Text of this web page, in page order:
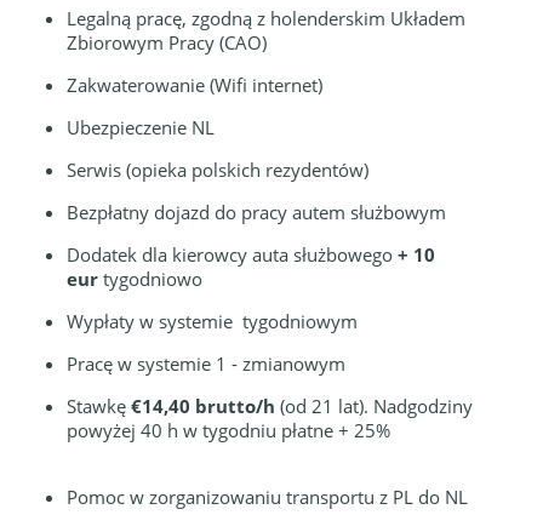
Legalną pracę, zgodną z holenderskim Układem
Zbiorowym Pracy (CAO)
Zakwaterowanie (Wifi internet)
Ubezpieczenie NL
Serwis (opieka polskich rezydentów)
Bezpłatny dojazd do pracy autem służbowym
Dodatek dla kierowcy auta służbowego + 10
eur tygodniowo
Wypłaty w systemie tygodniowym
Pracę w systemie 1 - zmianowym
Stawkę €14,40 brutto/h (od 21 lat). Nadgodziny
powyżej 40 h w tygodniu płatne + 25%
Pomoc w zorganizowaniu transportu z PL do NL